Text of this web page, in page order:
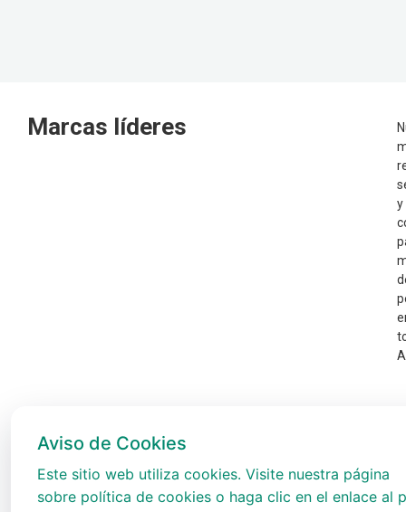
Marcas líderes
y
Aviso de Cookies
Este sitio web utiliza cookies. Visite nuestra página
sobre política de cookies o haga clic en el enlace al